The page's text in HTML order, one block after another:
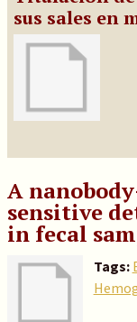
sus sales en
A
sensitive
in fecal
Tags: